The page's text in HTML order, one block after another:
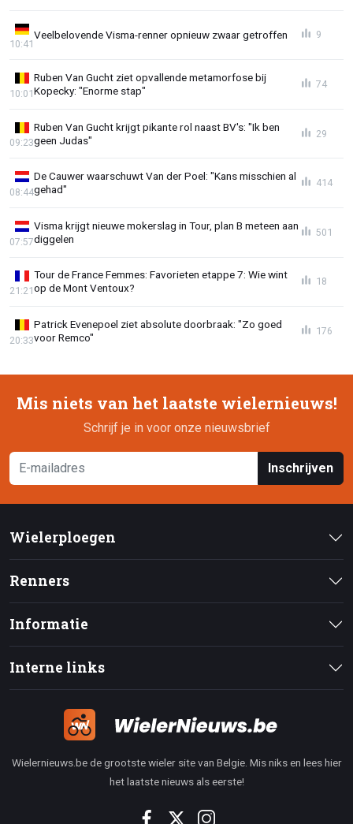
Veelbelovende Visma-renner opnieuw zwaar getroffen
10:41
9
Ruben Van Gucht ziet opvallende metamorfose bij
Kopecky: "Enorme stap"
10:01
74
Ruben Van Gucht krijgt pikante rol naast BV's: "Ik ben
geen Judas"
09:23
29
De Cauwer waarschuwt Van der Poel: "Kans misschien al
gehad"
08:44
414
Visma krijgt nieuwe mokerslag in Tour, plan B meteen aan
diggelen
07:57
501
Tour de France Femmes: Favorieten etappe 7: Wie wint
op de Mont Ventoux?
21:21
18
Patrick Evenepoel ziet absolute doorbraak: "Zo goed
voor Remco"
20:33
176
Mis niets van het laatste wielernieuws!
Schrijf je in voor onze nieuwsbrief
Inschrijven
Wielerploegen
Renners
Informatie
Interne links
Wielernieuws.be de grootste wieler site van Belgie. Mis niks en lees hier
het laatste nieuws als eerste!